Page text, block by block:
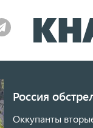
Россия
Оккупанты